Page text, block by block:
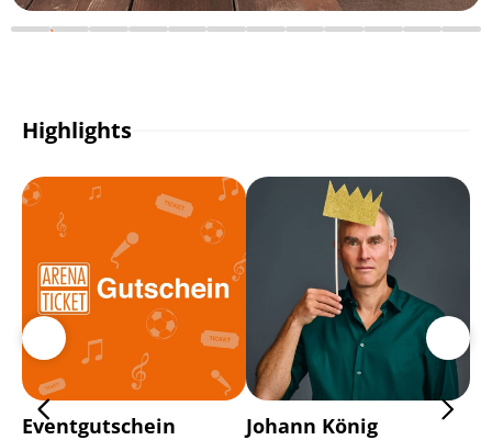
Highlights
Eventgutschein Johann König